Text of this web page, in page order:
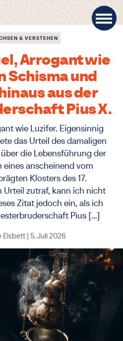
& VERSTEHEN
Arrogant wie
Schisma und
aus der
Pius X.
wie Luzifer. Eigensinnig
das Urteil des damaligen
die Lebensführung der
eines anscheinend vom
Klosters des 17.
Urteil zutraf, kann ich nicht
Zitat jedoch ein, als ich
Pius […]
Elsbett| 5. Juli 2026